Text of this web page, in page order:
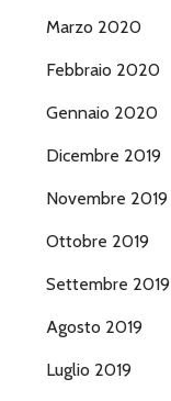
Marzo 2020
Febbraio 2020
Gennaio 2020
Dicembre 2019
Novembre 2019
Ottobre 2019
Settembre 2019
Agosto 2019
Luglio 2019